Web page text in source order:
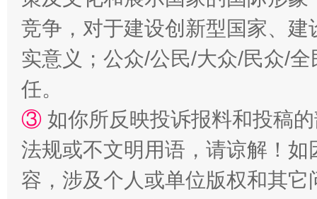
竞争，对于建设创新型国家、
实意义；公众/公民/大众/民众/
任。
③ 如你所反映投诉报料和投稿
法规或不文明用语，请谅解！
容，涉及个人或单位版权和其它